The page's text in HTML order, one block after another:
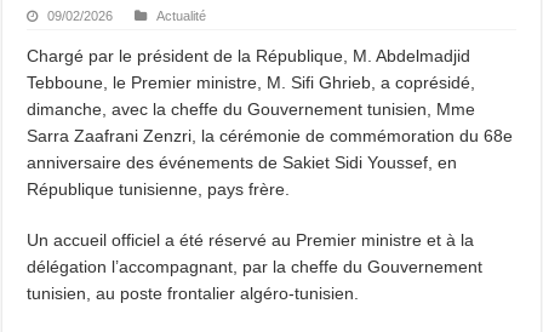
09/02/2026 Actualité
Chargé par le président de la République, M. Abdelmadjid
Tebboune, le Premier ministre, M. Sifi Ghrieb, a coprésidé,
dimanche, avec la cheffe du Gouvernement tunisien, Mme
Sarra Zaafrani Zenzri, la cérémonie de commémoration du 68e
anniversaire des événements de Sakiet Sidi Youssef, en
République tunisienne, pays frère.
Un accueil officiel a été réservé au Premier ministre et à la
délégation l’accompagnant, par la cheffe du Gouvernement
tunisien, au poste frontalier algéro-tunisien.